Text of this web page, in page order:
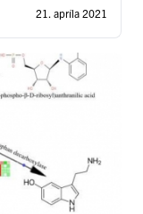
21. apríla 2021